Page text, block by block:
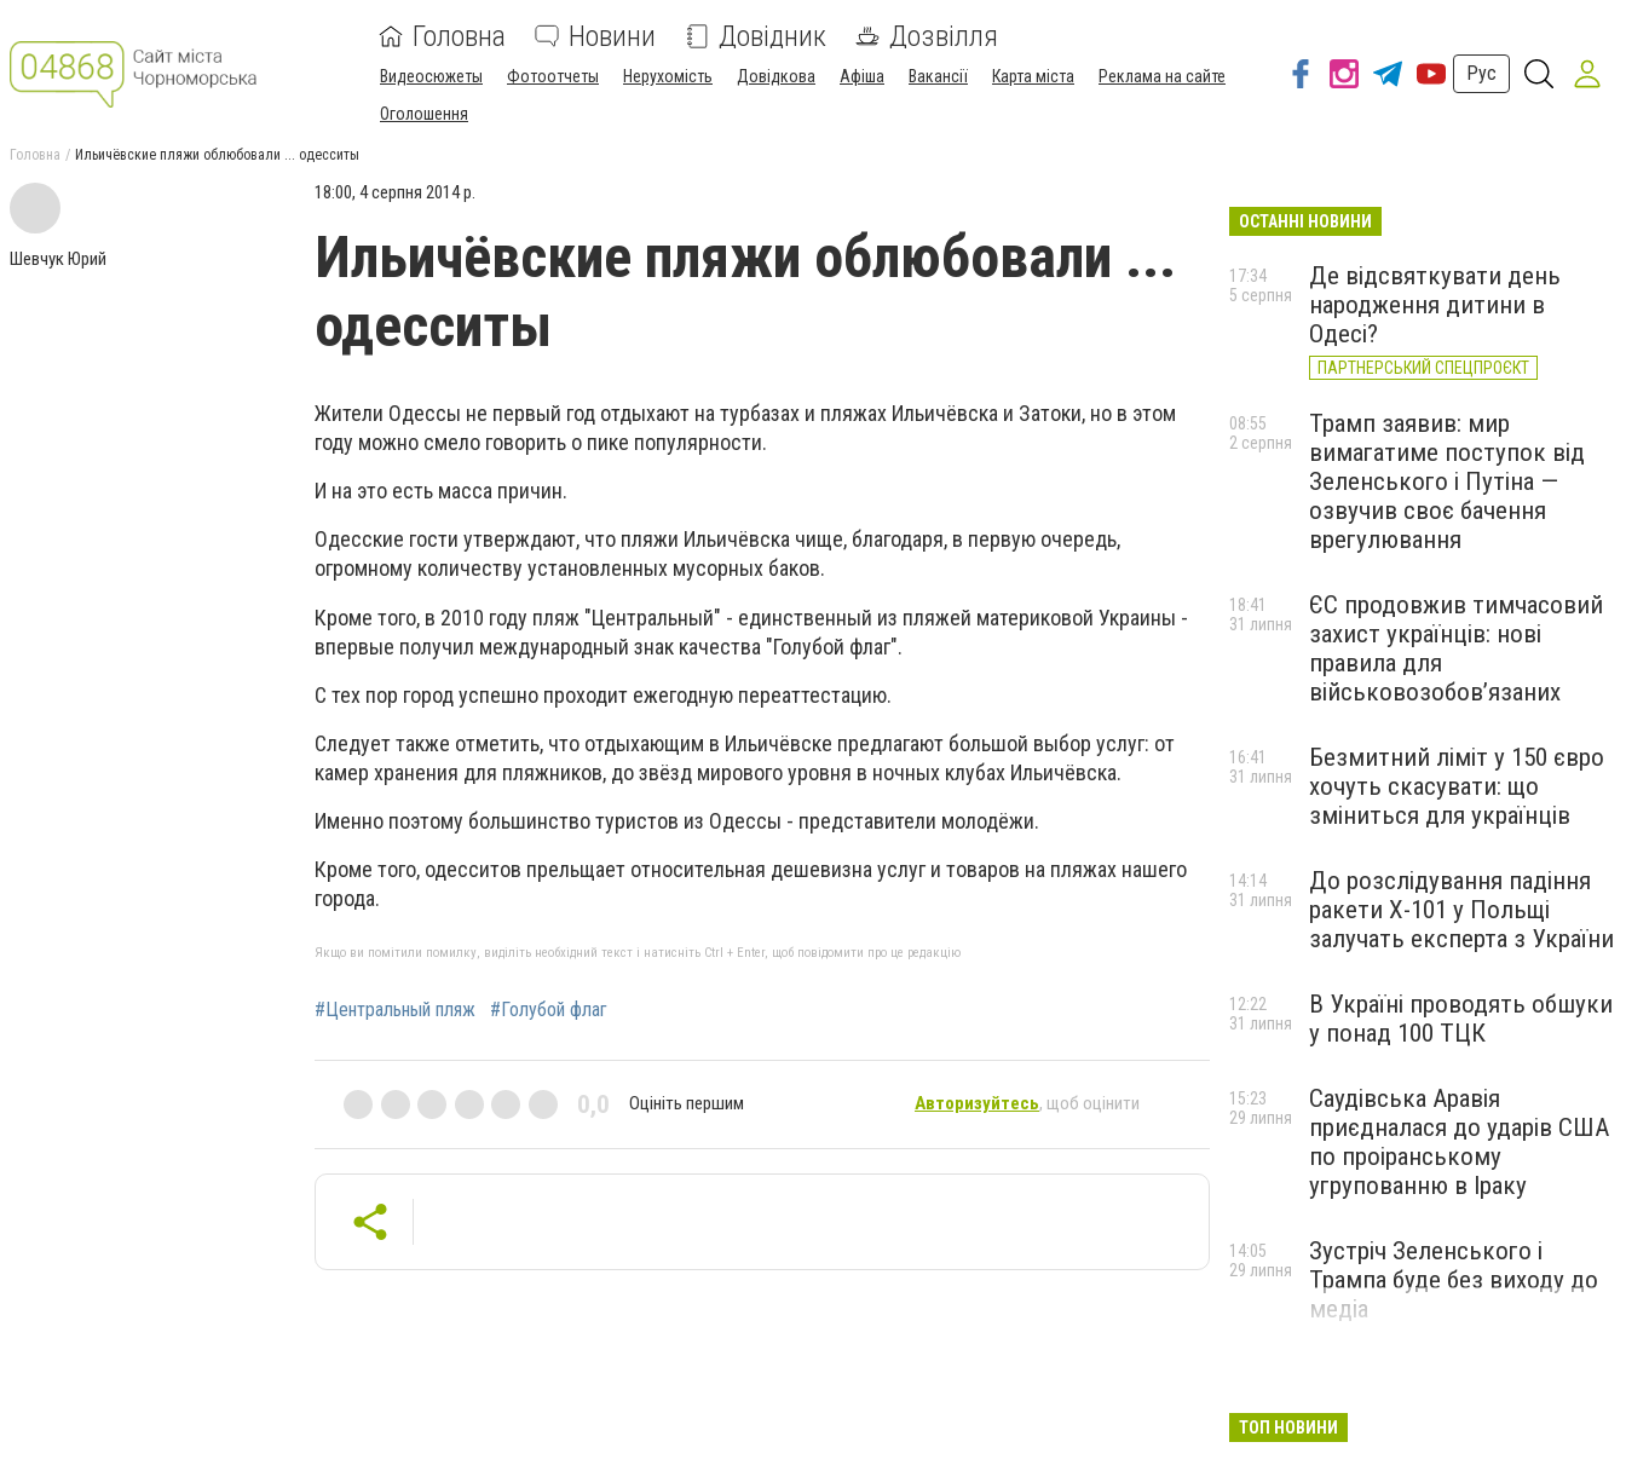
Головна Новини Довідник Дозвілля
Видеосюжеты Фотоотчеты Нерухомість Довідкова Афіша Вакансії Карта міста
Реклама на сайте
Оголошення
Рус
Головна Ильичёвские пляжи облюбовали ... одесситы
Шевчук Юрий
18:00, 4 серпня 2014 р.
Ильичёвские пляжи облюбовали ...
одесситы
Жители Одессы не первый год отдыхают на турбазах и пляжах Ильичёвска и Затоки, но в этом
году можно смело говорить о пике популярности.
И на это есть масса причин.
Одесские гости утверждают, что пляжи Ильичёвска чище, благодаря, в первую очередь,
огромному количеству установленных мусорных баков.
Кроме того, в 2010 году пляж "Центральный" - единственный из пляжей материковой Украины -
впервые получил международный знак качества "Голубой флаг".
С тех пор город успешно проходит ежегодную переаттестацию.
Следует также отметить, что отдыхающим в Ильичёвске предлагают большой выбор услуг: от
камер хранения для пляжников, до звёзд мирового уровня в ночных клубах Ильичёвска.
Именно поэтому большинство туристов из Одессы - представители молодёжи.
Кроме того, одесситов прельщает относительная дешевизна услуг и товаров на пляжах нашего
города.
Якщо ви помітили помилку, виділіть необхідний текст і натисніть Ctrl + Enter, щоб повідомити про це редакцію
#Центральный пляж #Голубой флаг
0,0 Оцініть першим Авторизуйтесь, щоб оцінити
ОСТАННІ НОВИНИ
Де відсвяткувати день
народження дитини в
Одесі?
ПАРТНЕРСЬКИЙ СПЕЦПРОЄКТ
17:34
5 серпня
Трамп заявив: мир
вимагатиме поступок від
Зеленського і Путіна —
озвучив своє бачення
врегулювання
08:55
2 серпня
ЄС продовжив тимчасовий
захист українців: нові
правила для
військовозобов’язаних
18:41
31 липня
Безмитний ліміт у 150 євро
хочуть скасувати: що
зміниться для українців
16:41
31 липня
До розслідування падіння
ракети Х-101 у Польщі
залучать експерта з України
14:14
31 липня
В Україні проводять обшуки
у понад 100 ТЦК
12:22
31 липня
Саудівська Аравія
приєдналася до ударів США
по проіранському
угрупованню в Іраку
15:23
29 липня
Зустріч Зеленського і
Трампа буде без виходу до
медіа
14:05
29 липня
ТОП НОВИНИ